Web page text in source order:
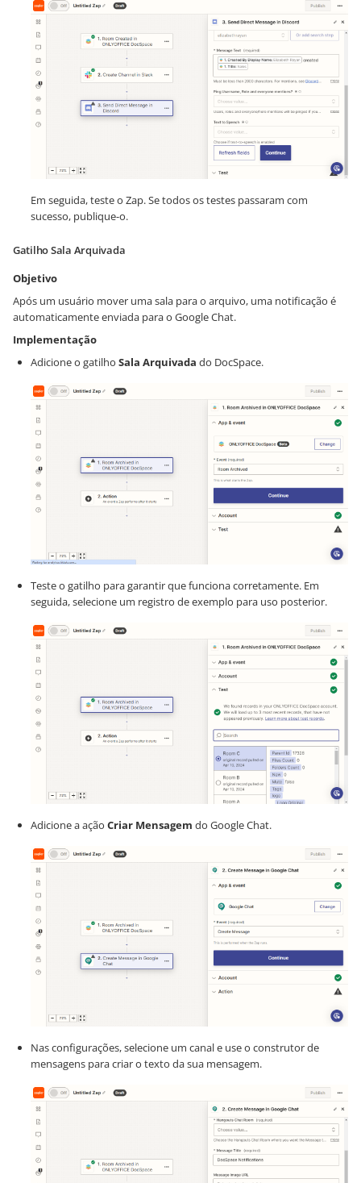
Em seguida, teste o Zap. Se todos os testes passaram com
sucesso, publique-o.
Gatilho Sala Arquivada
Objetivo
Após um usuário mover uma sala para o arquivo, uma notificação é
automaticamente enviada para o Google Chat.
Implementação
Adicione o gatilho Sala Arquivada do DocSpace.
Teste o gatilho para garantir que funciona corretamente. Em
seguida, selecione um registro de exemplo para uso posterior.
Adicione a ação Criar Mensagem do Google Chat.
Nas configurações, selecione um canal e use o construtor de
mensagens para criar o texto da sua mensagem.